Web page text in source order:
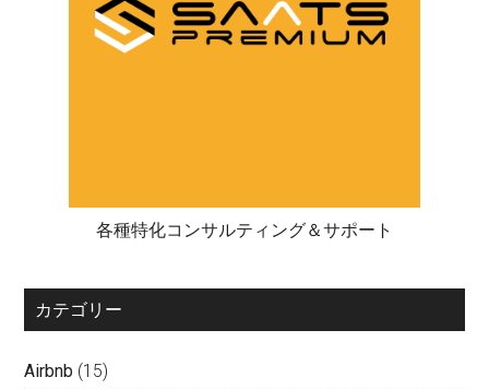
各種特化コンサルティング＆サポート
カテゴリー
Airbnb (15)